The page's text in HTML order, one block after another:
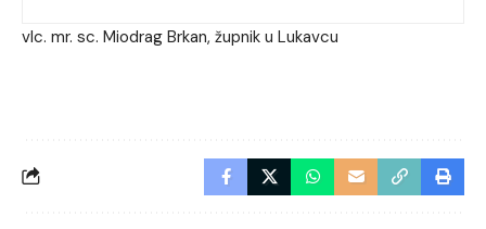
vlc. mr. sc. Miodrag Brkan, župnik u Lukavcu